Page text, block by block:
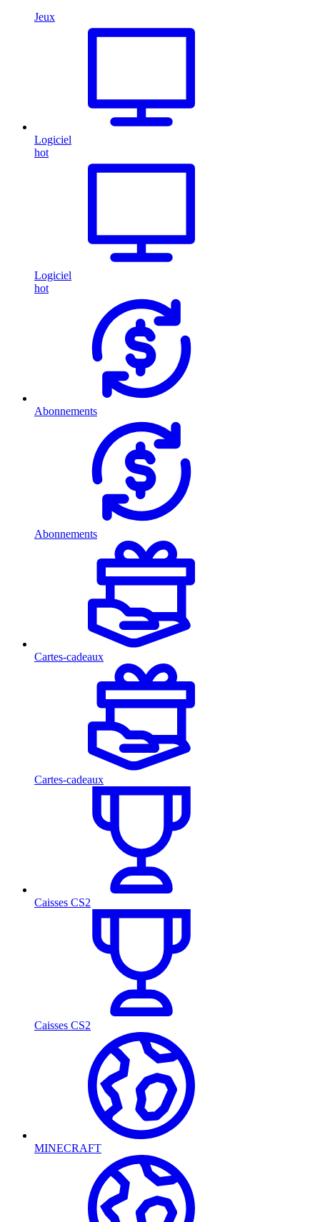
Jeux
Logiciel
hot
Logiciel
hot
Abonnements
Abonnements
Cartes-cadeaux
Cartes-cadeaux
Caisses CS2
Caisses CS2
MINECRAFT